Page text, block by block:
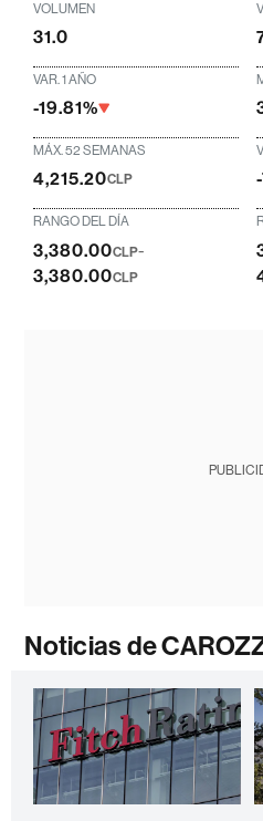
VOLUMEN
31.0
VAR. 1 AÑO
-19.81%
MÁX. 52 SEMANAS
4,215.20CLP
RANGO DEL DÍA
3,380.00CLP-
3,380.00CLP
Noticias de